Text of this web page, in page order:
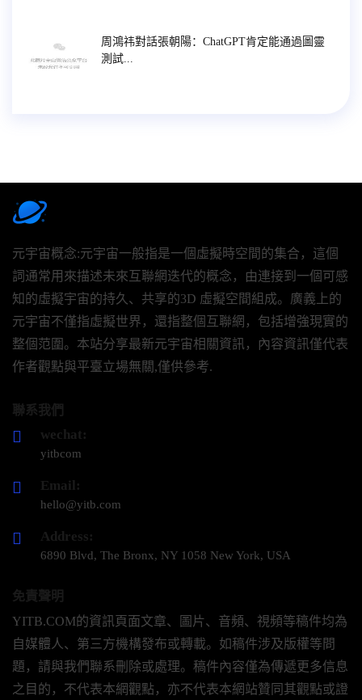
周鴻祎對話張朝陽：ChatGPT肯定能通過圖靈
測試...
元宇宙概念:元宇宙一般指是一個虛擬時空間的集合，這個
詞通常用來描述未來互聯網迭代的概念，由連接到一個可感
知的虛擬宇宙的持久、共享的3D 虛擬空間組成。廣義上的
元宇宙不僅指虛擬世界，還指整個互聯網，包括增強現實的
整個范圍。本站分享最新元宇宙相關資訊，內容資訊僅代表
作者觀點與平臺立場無關,僅供參考.
聯系我們
wechat:
yitbcom
Email:
hello@yitb.com
Address:
6890 Blvd, The Bronx, NY 1058 New York, USA
免責聲明
YITB.COM的資訊頁面文章、圖片、音頻、視頻等稿件均為
自媒體人、第三方機構發布或轉載。如稿件涉及版權等問
題，請與我們聯系刪除或處理。稿件內容僅為傳遞更多信息
之目的，不代表本網觀點，亦不代表本網站贊同其觀點或證